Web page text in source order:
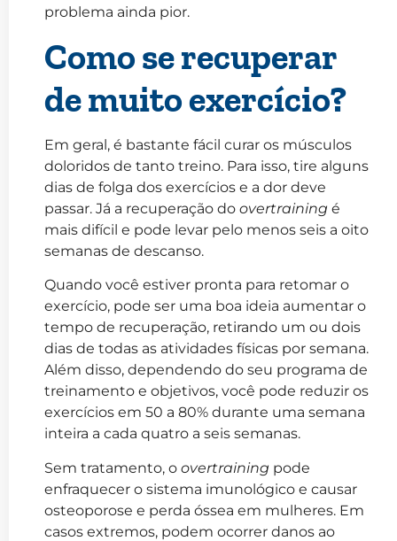
problema ainda pior.
Como se recuperar
de muito exercício?
Em geral, é bastante fácil curar os músculos
doloridos de tanto treino. Para isso, tire alguns
dias de folga dos exercícios e a dor deve
passar. Já a recuperação do overtraining é
mais difícil e pode levar pelo menos seis a oito
semanas de descanso.
Quando você estiver pronta para retomar o
exercício, pode ser uma boa ideia aumentar o
tempo de recuperação, retirando um ou dois
dias de todas as atividades físicas por semana.
Além disso, dependendo do seu programa de
treinamento e objetivos, você pode reduzir os
exercícios em 50 a 80% durante uma semana
inteira a cada quatro a seis semanas.
Sem tratamento, o overtraining pode
enfraquecer o sistema imunológico e causar
osteoporose e perda óssea em mulheres. Em
casos extremos, podem ocorrer danos ao